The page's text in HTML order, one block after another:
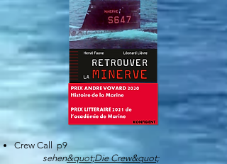
Crew Call p9
sehen&quot;Die Crew&quot;​